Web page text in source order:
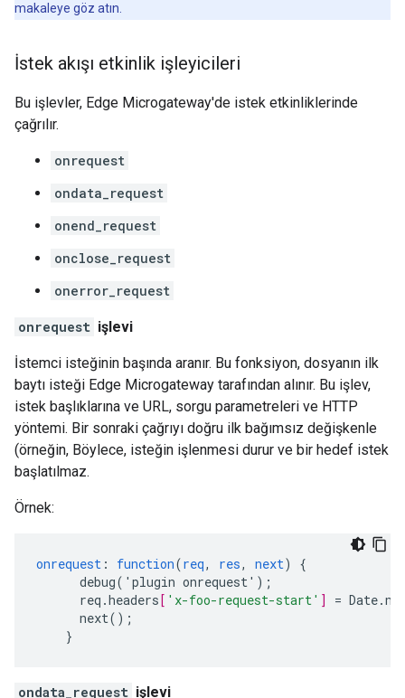
makaleye göz atın.
İstek akışı etkinlik işleyicileri
Bu işlevler, Edge Microgateway'de istek etkinliklerinde
çağrılır.
onrequest
ondata_request
onend_request
onclose_request
onerror_request
onrequest işlevi
İstemci isteğinin başında aranır. Bu fonksiyon, dosyanın ilk
baytı isteği Edge Microgateway tarafından alınır. Bu işlev,
istek başlıklarına ve URL, sorgu parametreleri ve HTTP
yöntemi. Bir sonraki çağrıyı doğru ilk bağımsız değişkenle
(örneğin, Böylece, isteğin işlenmesi durur ve bir hedef istek
başlatılmaz.
Örnek:
onrequest : function(req, res, next)
{
debug('plugin onrequest') ;
req.headers[ 'x-foo-request-start' ] =
next() ;
}
ondata_request işlevi